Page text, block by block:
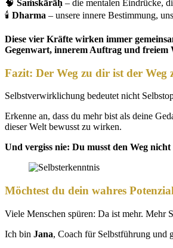
🧠 Saṁskārāḥ – die mentalen Eindrücke,
🕯 Dharma – unsere innere Bestimmung,
Diese vier Kräfte wirken immer
Gegenwart, innerem Auftrag und freiem
Fazit: Der Weg zu dir ist der Weg
Selbstverwirklichung bedeutet nicht
Erkenne an, dass du mehr bist als deine
dieser Welt bewusst zu wirken.
Und vergiss nie: Du musst den Weg
Möchtest du dein wahres
Viele Menschen spüren: Da ist mehr. Mehr
Ich bin Jana, Coach für Selbstführung und